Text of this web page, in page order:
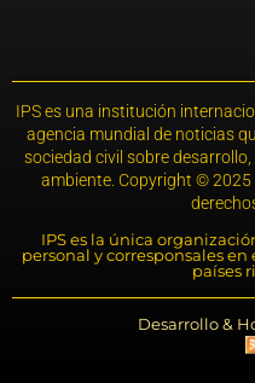
IPS es una institución
agencia mundial de noticias
sociedad civil sobre
ambiente. Copyright © 2025
IPS es la única
personal y corresponsales
países
Desarrollo &